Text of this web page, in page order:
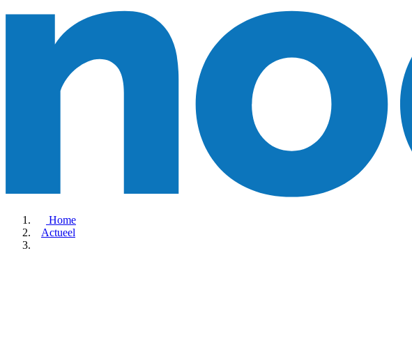
Home
Actueel